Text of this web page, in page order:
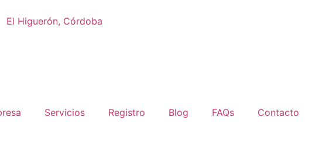
El Higuerón, Córdoba
Servicios Registro Blog FAQs Contacto